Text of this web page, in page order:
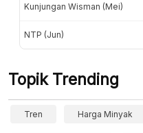
Kunjungan Wisman (Mei)
NTP (Jun)
Topik Trending
Tren Harga Minyak